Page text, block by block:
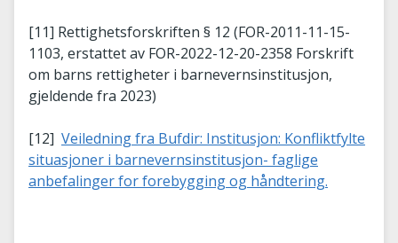
[11] Rettighetsforskriften § 12 (FOR-2011-11-15-
1103, erstattet av FOR-2022-12-20-2358 Forskrift
om barns rettigheter i barnevernsinstitusjon,
gjeldende fra 2023)
[12] Veiledning fra Bufdir: Institusjon: Konfliktfylte
situasjoner i barnevernsinstitusjon- faglige
anbefalinger for forebygging og håndtering.